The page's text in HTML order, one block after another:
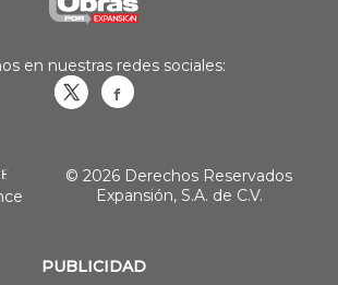
PUBLICIDAD
en nuestras redes sociales:
© 2026 Derechos Reservados
Expansión, S.A. de C.V.